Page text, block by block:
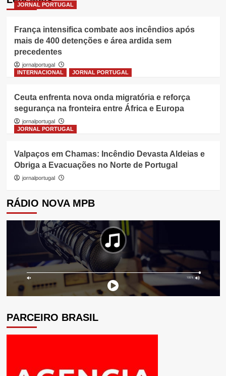
JORNAL PORTUGAL
França intensifica combate aos incêndios após
mais de 400 detenções e área ardida sem
precedentes
jornalportugal
INTERNACIONAL
JORNAL PORTUGAL
Ceuta enfrenta nova onda migratória e reforça
segurança na fronteira entre África e Europa
jornalportugal
JORNAL PORTUGAL
Valpaços em Chamas: Incêndio Devasta Aldeias e
Obriga a Evacuações no Norte de Portugal
jornalportugal
RÁDIO NOVA MPB
PARCEIRO BRASIL